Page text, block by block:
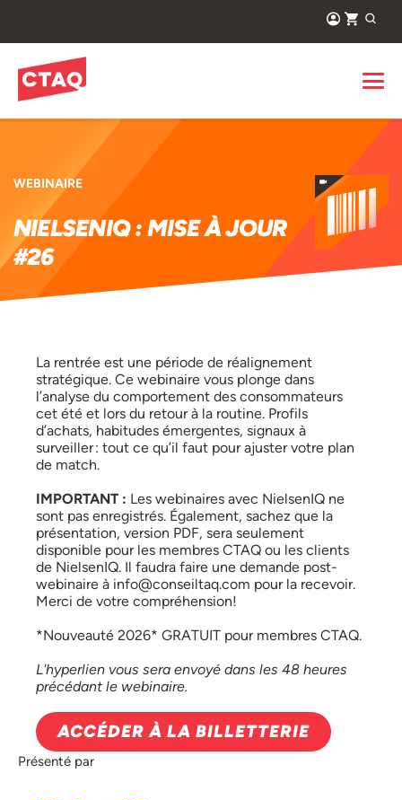
WEBINAIRE
NIELSENIQ : MISE À JOUR
#26
La rentrée est une période de réalignement
stratégique. Ce webinaire vous plonge dans
l’analyse du comportement des consommateurs
cet été et lors du retour à la routine. Profils
d’achats, habitudes émergentes, signaux à
surveiller : tout ce qu’il faut pour ajuster votre plan
de match.
IMPORTANT : Les webinaires avec NielsenIQ ne
sont pas enregistrés. Également, sachez que la
présentation, version PDF, sera seulement
disponible pour les membres CTAQ ou les clients
de NielsenIQ. Il faudra faire une demande post-
webinaire à info@conseiltaq.com pour la recevoir.
Merci de votre compréhension!
*Nouveauté 2026* GRATUIT pour membres CTAQ.
L'hyperlien vous sera envoyé dans les 48 heures
précédant le webinaire.
ACCÉDER À LA BILLETTERIE
Présenté par